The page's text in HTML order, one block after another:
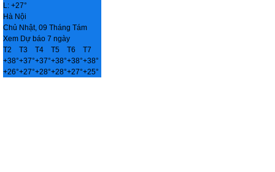
L: +27°
Hà Nội
Chủ Nhật, 09 Tháng Tám
Xem Dự báo 7 ngày
T2
T3 T4 T5 T6
T7
+38°+37°+37°+38°+38°+38°
+26°+27°+28°+28°+27°+25°